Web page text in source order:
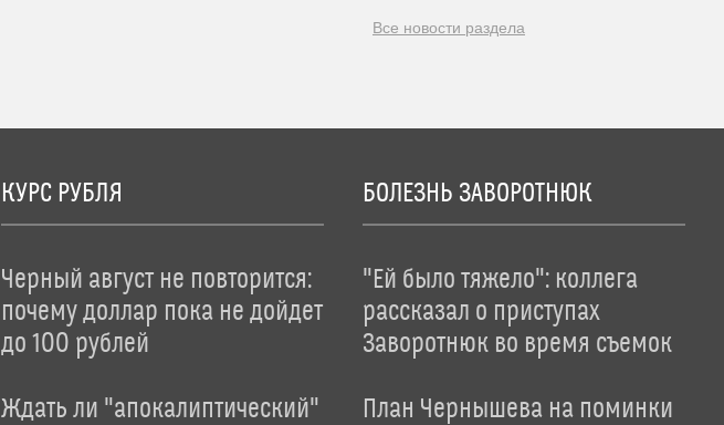
Все новости раздела
КУРС РУБЛЯ
Черный август не повторится:
почему доллар пока не дойдет
до 100 рублей
Ждать ли "апокалиптический"
БОЛЕЗНЬ ЗАВОРОТНЮК
"Ей было тяжело": коллега
рассказал о приступах
Заворотнюк во время съемок
План Чернышева на поминки